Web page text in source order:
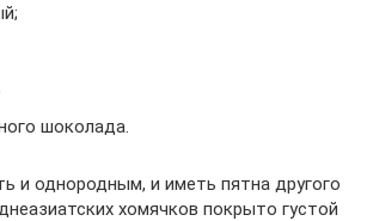
шоколада.
и однородным, и иметь пятна другого
хомячков покрыто густой